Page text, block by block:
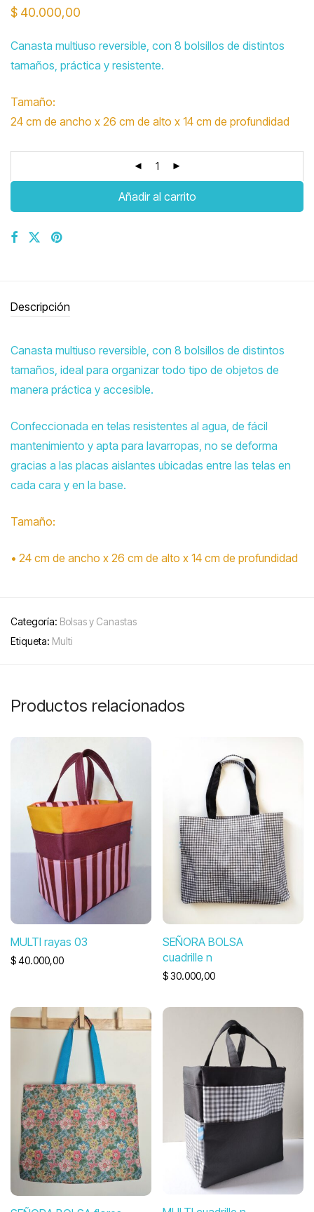
$ 40.000,00
Canasta multiuso reversible, con 8 bolsillos de distintos
tamaños, práctica y resistente.
Tamaño:
24 cm de ancho x 26 cm de alto x 14 cm de profundidad
Añadir al carrito
Descripción
Canasta multiuso reversible, con 8 bolsillos de distintos
tamaños, ideal para organizar todo tipo de objetos de
manera práctica y accesible.
Confeccionada en telas resistentes al agua, de fácil
mantenimiento y apta para lavarropas, no se deforma
gracias a las placas aislantes ubicadas entre las telas en
cada cara y en la base.
Tamaño:
• 24 cm de ancho x 26 cm de alto x 14 cm de profundidad
Categoría: Bolsas y Canastas
Etiqueta: Multi
Productos relacionados
MULTI rayas 03
$40.000,00
SEÑORA BOLSA
cuadrille n
$30.000,00